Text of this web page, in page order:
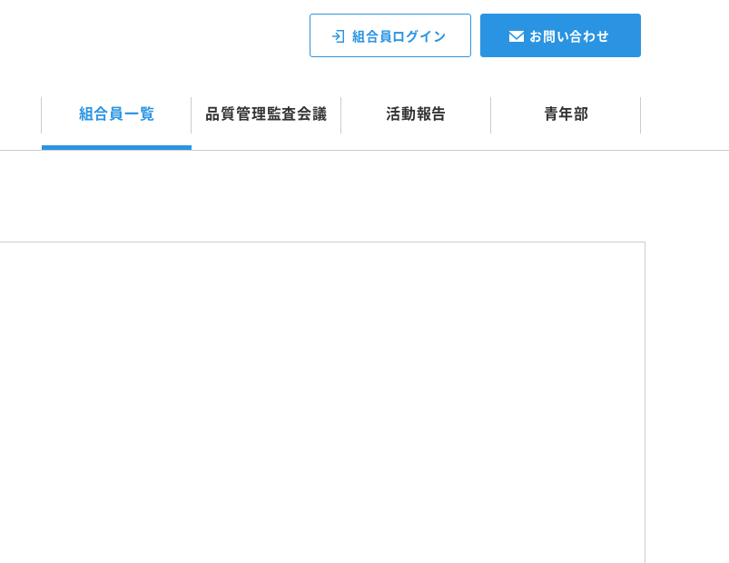
組合員ログイン お問い合わせ
組合員一覧 品質管理監査会議 活動報告 青年部